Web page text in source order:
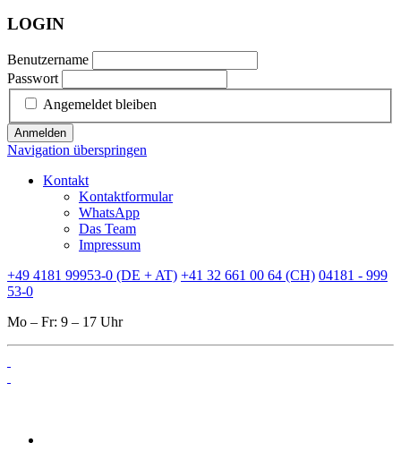
LOGIN
Benutzername
Passwort
Angemeldet bleiben
Anmelden
Navigation überspringen
Kontakt
Kontaktformular
WhatsApp
Das Team
Impressum
+49 4181 99953-0 (DE + AT) +41 32 661 00 64 (CH) 04181 - 999
53-0
Mo – Fr: 9 – 17 Uhr